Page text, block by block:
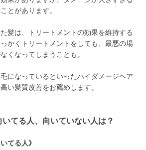
とがあります。
髪は、トリートメントの効果を維持する
かくトリートメントをしても、最悪の場
くなってしまうことも。
になっているといったハイダメージヘア
い髪質改善をお薦めします。
いてる人、向いていない人は？
てる人》